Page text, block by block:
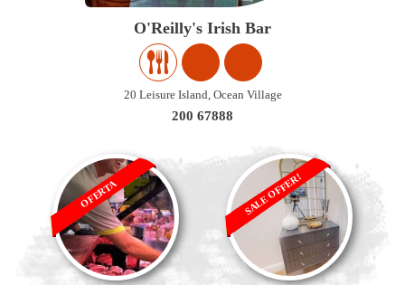
O'Reilly's Irish Bar
20 Leisure Island, Ocean Village
200 67888
OFERTA SALE OFFER!